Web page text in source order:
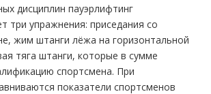
дисциплин пауэрлифтинг
три упражнения: приседания со
жим штанги лёжа на горизонтальной
тяга штанги, которые в сумме
спортсмена. При
показатели спортсменов